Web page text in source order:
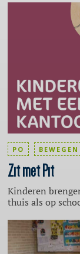
Slechte slaap
risicogedrag en
Daarom is in
Brainzzz
Chrono@work
informeert
gezonde
slaapgedrag te
Zit met Pit
Kinderen
thuis als op
lichamelijke
onze kinderen
PO BEWEGEN